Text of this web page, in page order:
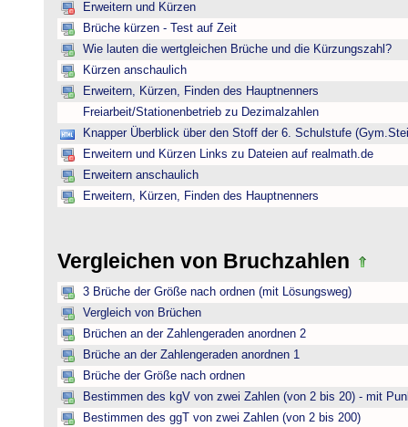
Erweitern und Kürzen
Brüche kürzen - Test auf Zeit
Wie lauten die wertgleichen Brüche und die Kürzungszahl?
Kürzen anschaulich
Erweitern, Kürzen, Finden des Hauptnenners
Freiarbeit/Stationenbetrieb zu Dezimalzahlen
Knapper Überblick über den Stoff der 6. Schulstufe
Erweitern und Kürzen Links zu Dateien auf realmath.de
Erweitern anschaulich
Erweitern, Kürzen, Finden des Hauptnenners
Vergleichen von Bruchzahlen
3 Brüche der Größe nach ordnen (mit Lösungsweg)
Vergleich von Brüchen
Brüchen an der Zahlengeraden anordnen 2
Brüche an der Zahlengeraden anordnen 1
Brüche der Größe nach ordnen
Bestimmen des kgV von zwei Zahlen (von 2 bis 20) - mit
Bestimmen des ggT von zwei Zahlen (von 2 bis 200)